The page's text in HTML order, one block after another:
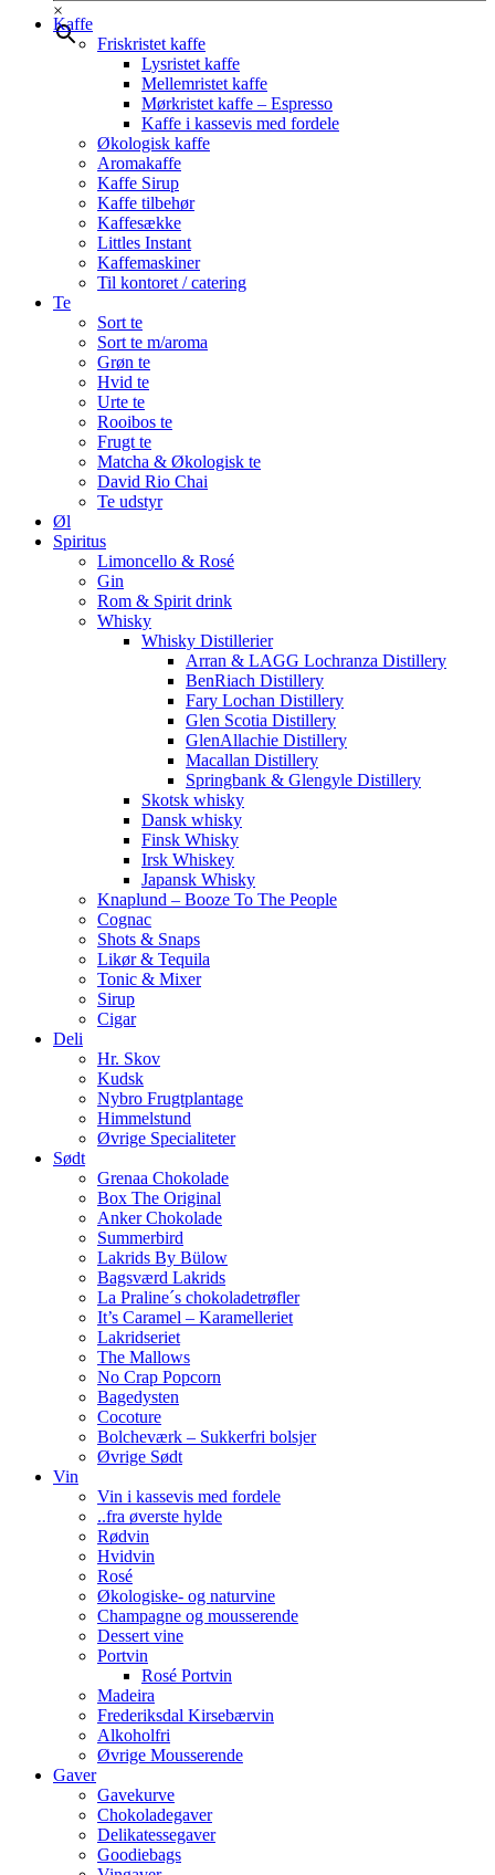
×
Kaffe
Friskristet kaffe
Lysristet kaffe
Mellemristet kaffe
Mørkristet kaffe – Espresso
Kaffe i kassevis med fordele
Økologisk kaffe
Aromakaffe
Kaffe Sirup
Kaffe tilbehør
Kaffesække
Littles Instant
Kaffemaskiner
Til kontoret / catering
Te
Sort te
Sort te m/aroma
Grøn te
Hvid te
Urte te
Rooibos te
Frugt te
Matcha & Økologisk te
David Rio Chai
Te udstyr
Øl
Spiritus
Limoncello & Rosé
Gin
Rom & Spirit drink
Whisky
Whisky Distillerier
Arran & LAGG Lochranza Distillery
BenRiach Distillery
Fary Lochan Distillery
Glen Scotia Distillery
GlenAllachie Distillery
Macallan Distillery
Springbank & Glengyle Distillery
Skotsk whisky
Dansk whisky
Finsk Whisky
Irsk Whiskey
Japansk Whisky
Knaplund – Booze To The People
Cognac
Shots & Snaps
Likør & Tequila
Tonic & Mixer
Sirup
Cigar
Deli
Hr. Skov
Kudsk
Nybro Frugtplantage
Himmelstund
Øvrige Specialiteter
Sødt
Grenaa Chokolade
Box The Original
Anker Chokolade
Summerbird
Lakrids By Bülow
Bagsværd Lakrids
La Praline´s chokoladetrøfler
It’s Caramel – Karamelleriet
Lakridseriet
The Mallows
No Crap Popcorn
Bagedysten
Cocoture
Bolcheværk – Sukkerfri bolsjer
Øvrige Sødt
Vin
Vin i kassevis med fordele
..fra øverste hylde
Rødvin
Hvidvin
Rosé
Økologiske- og naturvine
Champagne og mousserende
Dessert vine
Portvin
Rosé Portvin
Madeira
Frederiksdal Kirsebærvin
Alkoholfri
Øvrige Mousserende
Gaver
Gavekurve
Chokoladegaver
Delikatessegaver
Goodiebags